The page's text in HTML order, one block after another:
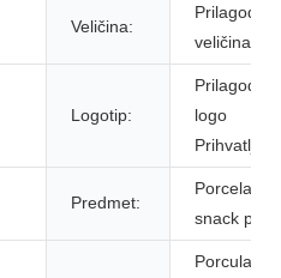
Veličina:
veličina
Logotip:
Prilagođeni
logo
Prihvatljiv
Predmet:
Porcelanski
snack
Porculan